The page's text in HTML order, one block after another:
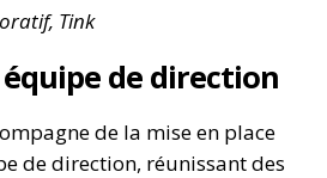
Tink
de direction
de la mise en place
de direction, réunissant des